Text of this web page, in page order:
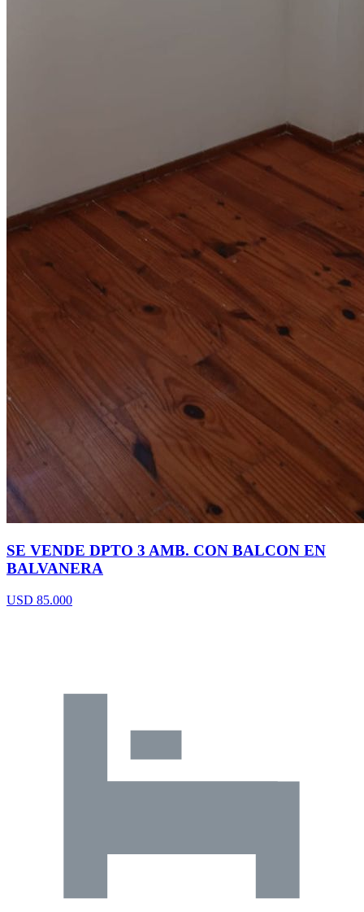
SE VENDE DPTO 3 AMB. CON BALCON EN
BALVANERA
USD 85.000